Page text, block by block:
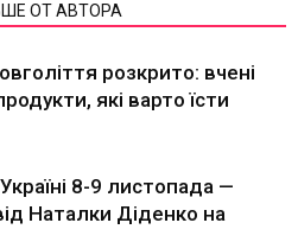
ОТ АВТОРА
розкрито: вчені
які варто їсти
8-9 листопада —
Наталки Діденко на